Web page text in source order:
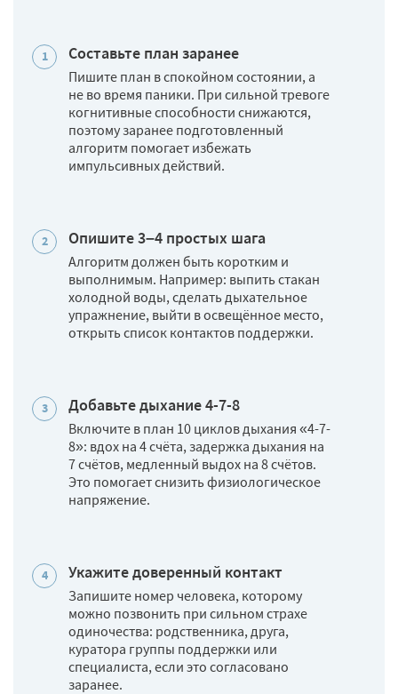
Составьте план заранее
Пишите план в спокойном состоянии, а
не во время паники. При сильной тревоге
когнитивные способности снижаются,
поэтому заранее подготовленный
алгоритм помогает избежать
импульсивных действий.
Опишите 3–4 простых шага
Алгоритм должен быть коротким и
выполнимым. Например: выпить стакан
холодной воды, сделать дыхательное
упражнение, выйти в освещённое место,
открыть список контактов поддержки.
Добавьте дыхание 4-7-8
Включите в план 10 циклов дыхания «4-7-
8»: вдох на 4 счёта, задержка дыхания на
7 счётов, медленный выдох на 8 счётов.
Это помогает снизить физиологическое
напряжение.
Укажите доверенный контакт
Запишите номер человека, которому
можно позвонить при сильном страхе
одиночества: родственника, друга,
куратора группы поддержки или
специалиста, если это согласовано
заранее.